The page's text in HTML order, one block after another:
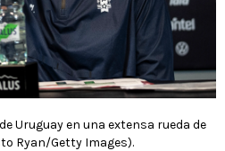
Uruguay en una extensa rueda de
Ryan/Getty Images).